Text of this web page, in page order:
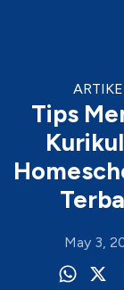
Tips
May 3,